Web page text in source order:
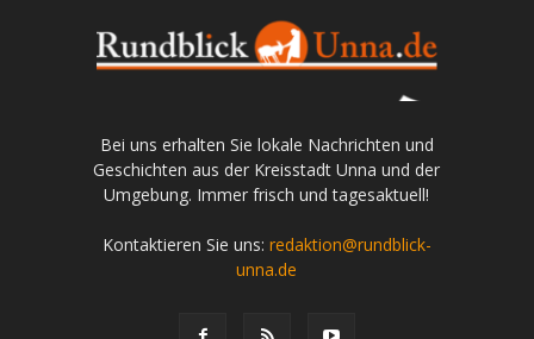
Bei uns erhalten Sie lokale Nachrichten und
Geschichten aus der Kreisstadt Unna und der
Umgebung. Immer frisch und tagesaktuell!
Kontaktieren Sie uns: redaktion@rundblick-
unna.de